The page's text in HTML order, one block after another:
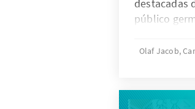
destacadas
público
Olaf Jacob,